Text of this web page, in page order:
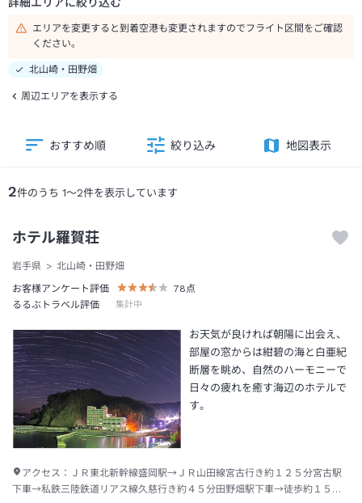
エリアを変更すると到着空港も変更されますのでフライト区間をご確認
ください。
北山崎・田野畑
周辺エリアを表示する
2件のうち 1～2件を表示しています
おすすめ順 絞り込み 地図表示
ホテル羅賀荘
岩手県
北山崎・田野畑
お客様アンケート評価
78 点
るるぶトラベル評価
集計中
お天気が良ければ朝陽に出会え、
部屋の窓からは紺碧の海と白亜紀
断層を眺め、自然のハーモニーで
日々の疲れを癒す海辺のホテルで
す。
アクセス： ＪＲ東北新幹線盛岡駅→ＪＲ山田線宮古行き約１２５分宮古駅
下車→私鉄三陸鉄道リアス線久慈行き約４５分田野畑駅下車→徒歩約１５分